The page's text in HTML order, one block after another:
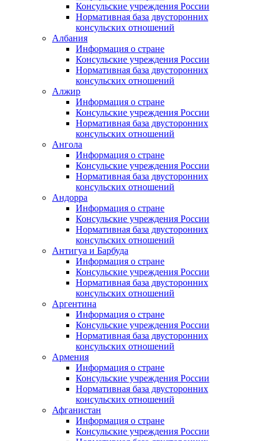
Консульские учреждения России
Нормативная база двусторонних
консульских отношений
Албания
Информация о стране
Консульские учреждения России
Нормативная база двусторонних
консульских отношений
Алжир
Информация о стране
Консульские учреждения России
Нормативная база двусторонних
консульских отношений
Ангола
Информация о стране
Консульские учреждения России
Нормативная база двусторонних
консульских отношений
Андорра
Информация о стране
Консульские учреждения России
Нормативная база двусторонних
консульских отношений
Антигуа и Барбуда
Информация о стране
Консульские учреждения России
Нормативная база двусторонних
консульских отношений
Аргентина
Информация о стране
Консульские учреждения России
Нормативная база двусторонних
консульских отношений
Армения
Информация о стране
Консульские учреждения России
Нормативная база двусторонних
консульских отношений
Афганистан
Информация о стране
Консульские учреждения России